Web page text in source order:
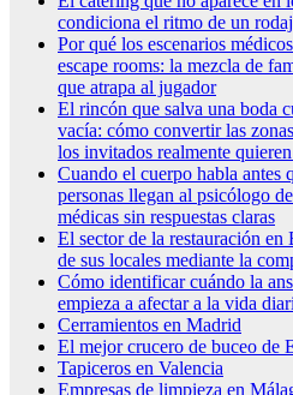
condiciona el ritmo de un
Por qué los escenarios
escape rooms: la mezcla de
que atrapa al jugador
El rincón que salva una boda
vacía: cómo convertir las
los invitados realmente
Cuando el cuerpo habla antes
personas llegan al psicólogo
médicas sin respuestas claras
El sector de la restauración en
de sus locales mediante la
Cómo identificar cuándo la
empieza a afectar a la vida
Cerramientos en Madrid
El mejor crucero de buceo de
Tapiceros en Valencia
Empresas de limpieza en